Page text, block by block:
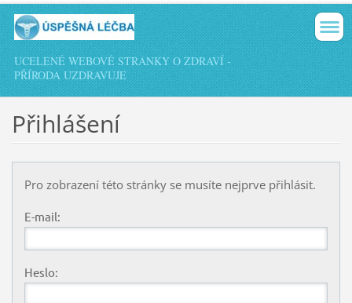
UCELENÉ WEBOVÉ STRÁNKY O ZDRAVÍ -
PŘÍRODA UZDRAVUJE
Přihlášení
Pro zobrazení této stránky se musíte nejprve přihlásit.
E-mail:
Heslo: